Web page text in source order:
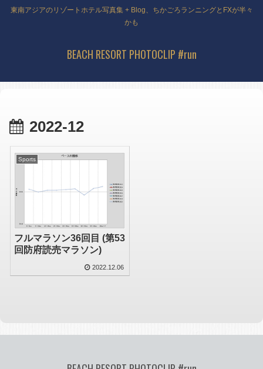
東南アジアのリゾートホテル写真集 + Blog、ちかごろランニングとFXが半々
かも
BEACH RESORT PHOTOCLIP #run
2022-12
Sports
フルマラソン36回目 (第53
回防府読売マラソン)
2022.12.06